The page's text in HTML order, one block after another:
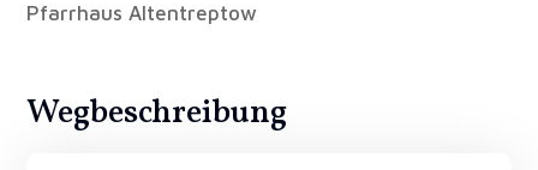
Pfarrhaus Altentreptow
Wegbeschreibung